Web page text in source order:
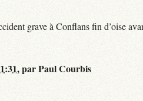
grave à Conflans fin d’oise
,parPaul Courbis